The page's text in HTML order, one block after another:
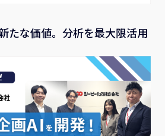
たな価値。分析を最大限活用